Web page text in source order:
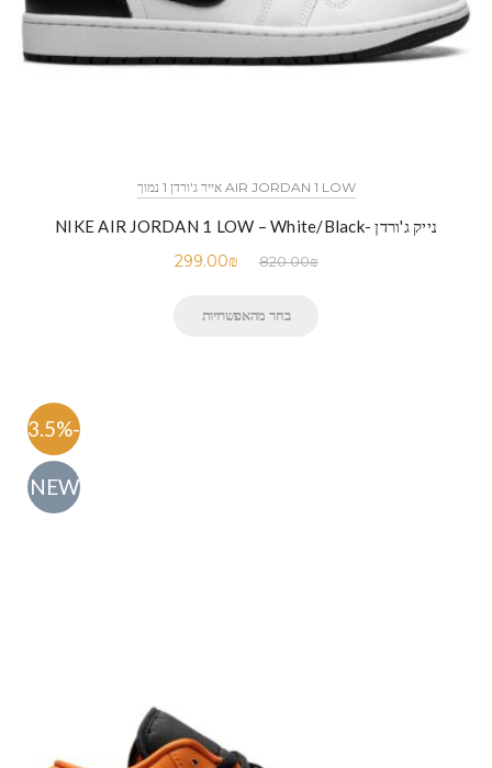
AIR JORDAN 1 LOW אייר ג'ורדן 1 נמוך
נייק ג'ורדן -NIKE AIR JORDAN 1 LOW – White/Black
820.00₪
299.00₪
בחר מהאפשרויות
-63.5%
NEW